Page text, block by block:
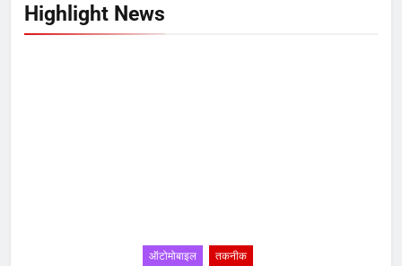
Highlight News
ऑटोमोबाइल तकनीक